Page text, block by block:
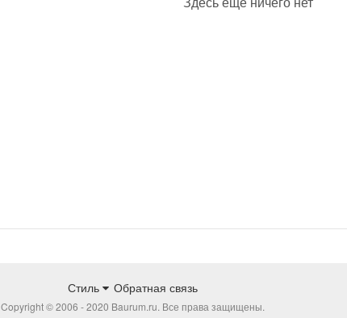
Стиль Обратная связь
Copyright © 2006 - 2020 Baurum.ru. Все права защищены.